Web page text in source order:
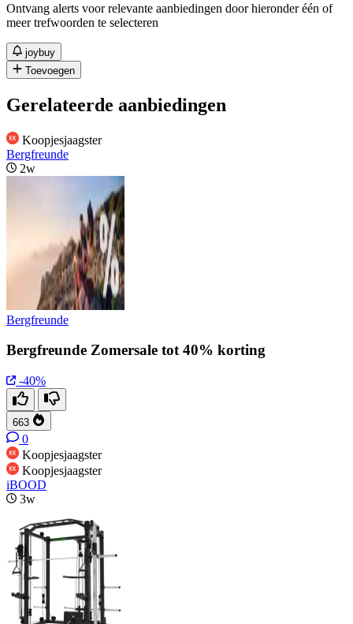
Ontvang alerts voor relevante aanbiedingen door hieronder één of
meer trefwoorden te selecteren
joybuy
Toevoegen
Gerelateerde aanbiedingen
Koopjesjaagster
Bergfreunde
2w
Bergfreunde
Bergfreunde Zomersale tot 40% korting
-40%
663
0
Koopjesjaagster
Koopjesjaagster
iBOOD
3w